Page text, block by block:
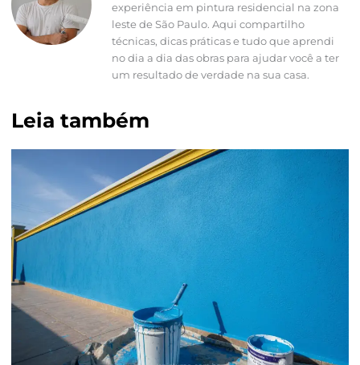
experiência em pintura residencial na zona
leste de São Paulo. Aqui compartilho
técnicas, dicas práticas e tudo que aprendi
no dia a dia das obras para ajudar você a ter
um resultado de verdade na sua casa.
Leia também